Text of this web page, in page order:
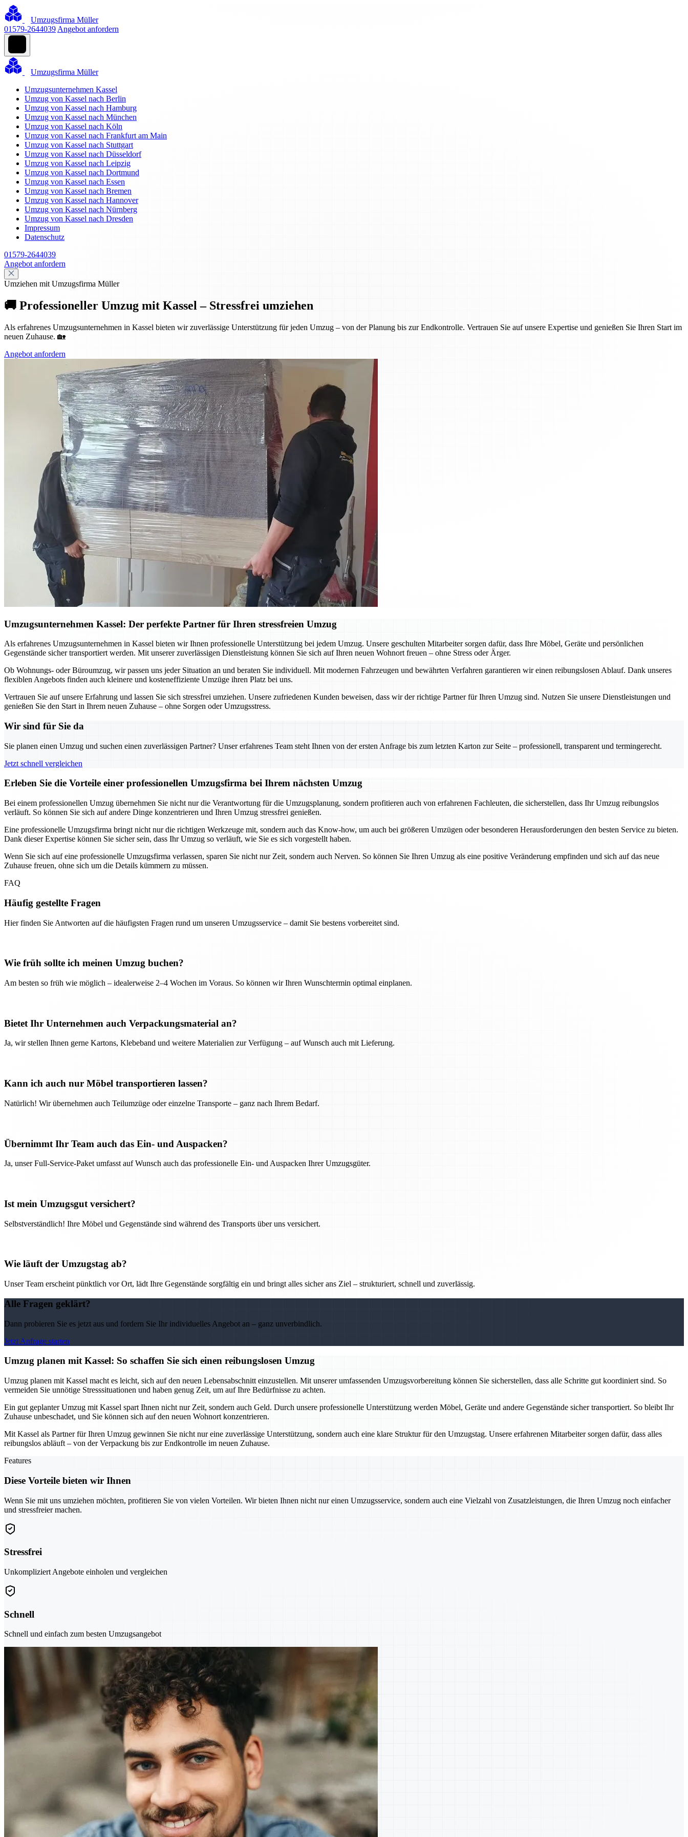
Umzugsfirma Müller
01579-2644039 Angebot anfordern
Umzugsfirma Müller
Umzugsunternehmen Kassel
Umzug von Kassel nach Berlin
Umzug von Kassel nach Hamburg
Umzug von Kassel nach München
Umzug von Kassel nach Köln
Umzug von Kassel nach Frankfurt am Main
Umzug von Kassel nach Stuttgart
Umzug von Kassel nach Düsseldorf
Umzug von Kassel nach Leipzig
Umzug von Kassel nach Dortmund
Umzug von Kassel nach Essen
Umzug von Kassel nach Bremen
Umzug von Kassel nach Hannover
Umzug von Kassel nach Nürnberg
Umzug von Kassel nach Dresden
Impressum
Datenschutz
01579-2644039
Angebot anfordern
Umziehen mit Umzugsfirma Müller
🚚 Professioneller Umzug mit Kassel – Stressfrei umziehen
Als erfahrenes Umzugsunternehmen in Kassel bieten wir zuverlässige Unterstützung für jeden Umzug – von der Planung bis zur Endkontrolle. Vertrauen Sie auf unsere Expertise und genießen Sie Ihren Start im
neuen Zuhause. 🏡
Angebot anfordern
Umzugsunternehmen Kassel: Der perfekte Partner für Ihren stressfreien Umzug
Als erfahrenes Umzugsunternehmen in Kassel bieten wir Ihnen professionelle Unterstützung bei jedem Umzug. Unsere geschulten Mitarbeiter sorgen dafür, dass Ihre Möbel, Geräte und persönlichen
Gegenstände sicher transportiert werden. Mit unserer zuverlässigen Dienstleistung können Sie sich auf Ihren neuen Wohnort freuen – ohne Stress oder Ärger.
Ob Wohnungs- oder Büroumzug, wir passen uns jeder Situation an und beraten Sie individuell. Mit modernen Fahrzeugen und bewährten Verfahren garantieren wir einen reibungslosen Ablauf. Dank unseres
flexiblen Angebots finden auch kleinere und kosteneffiziente Umzüge ihren Platz bei uns.
Vertrauen Sie auf unsere Erfahrung und lassen Sie sich stressfrei umziehen. Unsere zufriedenen Kunden beweisen, dass wir der richtige Partner für Ihren Umzug sind. Nutzen Sie unsere Dienstleistungen und
genießen Sie den Start in Ihrem neuen Zuhause – ohne Sorgen oder Umzugsstress.
Wir sind für Sie da
Sie planen einen Umzug und suchen einen zuverlässigen Partner? Unser erfahrenes Team steht Ihnen von der ersten Anfrage bis zum letzten Karton zur Seite – professionell, transparent und termingerecht.
Jetzt schnell vergleichen
Erleben Sie die Vorteile einer professionellen Umzugsfirma bei Ihrem nächsten Umzug
Bei einem professionellen Umzug übernehmen Sie nicht nur die Verantwortung für die Umzugsplanung, sondern profitieren auch von erfahrenen Fachleuten, die sicherstellen, dass Ihr Umzug reibungslos
verläuft. So können Sie sich auf andere Dinge konzentrieren und Ihren Umzug stressfrei genießen.
Eine professionelle Umzugsfirma bringt nicht nur die richtigen Werkzeuge mit, sondern auch das Know-how, um auch bei größeren Umzügen oder besonderen Herausforderungen den besten Service zu bieten.
Dank dieser Expertise können Sie sicher sein, dass Ihr Umzug so verläuft, wie Sie es sich vorgestellt haben.
Wenn Sie sich auf eine professionelle Umzugsfirma verlassen, sparen Sie nicht nur Zeit, sondern auch Nerven. So können Sie Ihren Umzug als eine positive Veränderung empfinden und sich auf das neue
Zuhause freuen, ohne sich um die Details kümmern zu müssen.
FAQ
Häufig gestellte Fragen
Hier finden Sie Antworten auf die häufigsten Fragen rund um unseren Umzugsservice – damit Sie bestens vorbereitet sind.
Wie früh sollte ich meinen Umzug buchen?
Am besten so früh wie möglich – idealerweise 2–4 Wochen im Voraus. So können wir Ihren Wunschtermin optimal einplanen.
Bietet Ihr Unternehmen auch Verpackungsmaterial an?
Ja, wir stellen Ihnen gerne Kartons, Klebeband und weitere Materialien zur Verfügung – auf Wunsch auch mit Lieferung.
Kann ich auch nur Möbel transportieren lassen?
Natürlich! Wir übernehmen auch Teilumzüge oder einzelne Transporte – ganz nach Ihrem Bedarf.
Übernimmt Ihr Team auch das Ein- und Auspacken?
Ja, unser Full-Service-Paket umfasst auf Wunsch auch das professionelle Ein- und Auspacken Ihrer Umzugsgüter.
Ist mein Umzugsgut versichert?
Selbstverständlich! Ihre Möbel und Gegenstände sind während des Transports über uns versichert.
Wie läuft der Umzugstag ab?
Unser Team erscheint pünktlich vor Ort, lädt Ihre Gegenstände sorgfältig ein und bringt alles sicher ans Ziel – strukturiert, schnell und zuverlässig.
Alle Fragen geklärt?
Dann probieren Sie es jetzt aus und fordern Sie Ihr individuelles Angebot an – ganz unverbindlich.
Jetzt Anfrage starten
Umzug planen mit Kassel: So schaffen Sie sich einen reibungslosen Umzug
Umzug planen mit Kassel macht es leicht, sich auf den neuen Lebensabschnitt einzustellen. Mit unserer umfassenden Umzugsvorbereitung können Sie sicherstellen, dass alle Schritte gut koordiniert sind. So
vermeiden Sie unnötige Stresssituationen und haben genug Zeit, um auf Ihre Bedürfnisse zu achten.
Ein gut geplanter Umzug mit Kassel spart Ihnen nicht nur Zeit, sondern auch Geld. Durch unsere professionelle Unterstützung werden Möbel, Geräte und andere Gegenstände sicher transportiert. So bleibt Ihr
Zuhause unbeschadet, und Sie können sich auf den neuen Wohnort konzentrieren.
Mit Kassel als Partner für Ihren Umzug gewinnen Sie nicht nur eine zuverlässige Unterstützung, sondern auch eine klare Struktur für den Umzugstag. Unsere erfahrenen Mitarbeiter sorgen dafür, dass alles
reibungslos abläuft – von der Verpackung bis zur Endkontrolle im neuen Zuhause.
Features
Diese Vorteile bieten wir Ihnen
Wenn Sie mit uns umziehen möchten, profitieren Sie von vielen Vorteilen. Wir bieten Ihnen nicht nur einen Umzugsservice, sondern auch eine Vielzahl von Zusatzleistungen, die Ihren Umzug noch einfacher
und stressfreier machen.
Stressfrei
Unkompliziert Angebote einholen und vergleichen
Schnell
Schnell und einfach zum besten Umzugsangebot